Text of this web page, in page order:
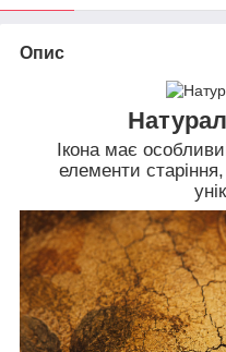
Опис
Ікона має
елементи